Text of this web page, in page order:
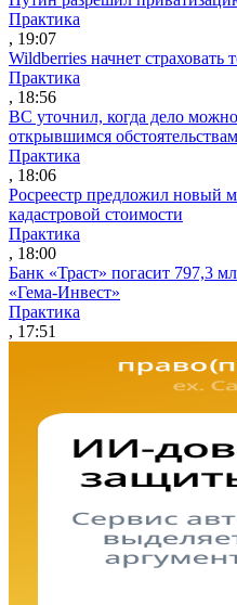
Практика
, 19:07
Wildberries начнет страховать
Практика
, 18:56
ВС уточнил, когда дело
открывшимся обстоятельствам
Практика
, 18:06
Росреестр предложил новый
кадастровой стоимости
Практика
, 18:00
Банк «Траст» погасит 797,3
«Гема-Инвест»
Практика
, 17:51